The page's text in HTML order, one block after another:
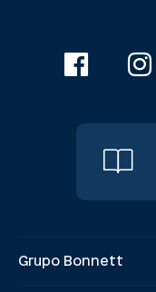
Grupo Bonnett